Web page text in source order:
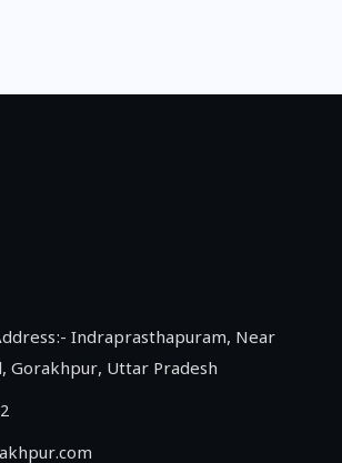
पूर्वांचल का लक, डेवलपमेंट का
Indraprasthapuram, Near
Gorakhpur, Uttar Pradesh